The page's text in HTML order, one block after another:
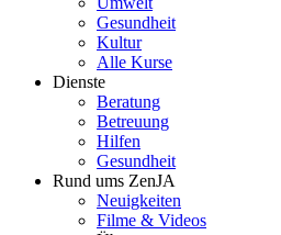
Gesundheit
Kultur
Alle Kurse
Dienste
Beratung
Betreuung
Hilfen
Gesundheit
Rund ums ZenJA
Neuigkeiten
Filme & Videos